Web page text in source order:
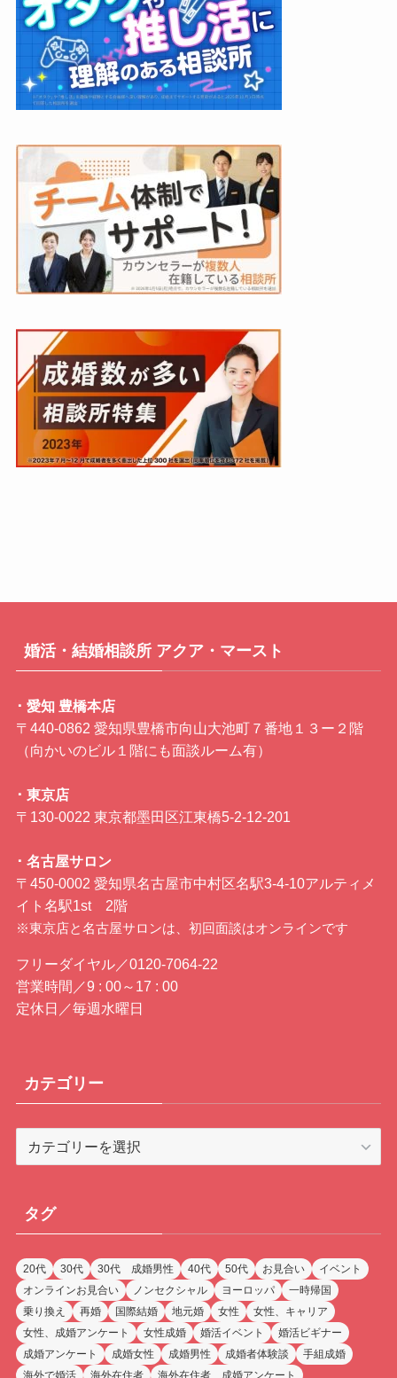
婚活・結婚相談所 アクア・マースト
･ 愛知 豊橋本店
〒440-0862 愛知県豊橋市向山大池町７番地１３ー２階
（向かいのビル１階にも面談ルーム有）
･ 東京店
〒130-0022 東京都墨田区江東橋5-2-12-201
･ 名古屋サロン
〒450-0002 愛知県名古屋市中村区名駅3-4-10アルティメ
イト名駅1st 2階
※東京店と名古屋サロンは、初回面談はオンラインです
フリーダイヤル／0120-7064-22
営業時間／9 : 00～17 : 00
定休日／毎週水曜日
カテゴリー
ー
タグ
20代 30代 30代 成婚男性 40代 50代 お見合い
イベント
オンラインお見合い
ノンセクシャル ヨーロッパ
一時帰国
乗り換え
再婚 国際結婚 地元婚 女性
女性、キャリア
女性、成婚アンケート
女性成婚 婚活イベント
婚活ビギナー
成婚アンケート
成婚女性 成婚男性 成婚者体験談
手組成婚
海外で婚活
海外在住者 海外在住者、成婚アンケート